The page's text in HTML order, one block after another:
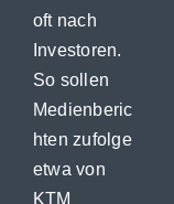
oft nach
Investoren.
So sollen
Medienberic
hten zufolge
etwa von
KTM